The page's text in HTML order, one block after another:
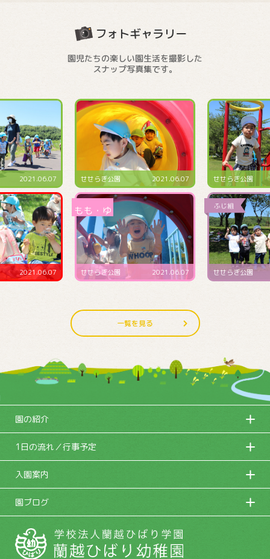
フォトギャラリー
園児たちの楽しい園生活を撮影した
スナップ写真集です。
2021.06.07
2021.06.07
せせらぎ公園 2021.06.07
せせらぎ公園 2021.06.07
預かり保育にて
4･5･6月生まれ誕
一覧を見る
園の紹介
1日の流れ／行事予定
入園案内
園ブログ